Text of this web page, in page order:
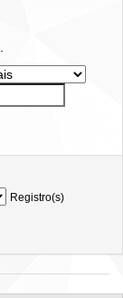
Registro(s)